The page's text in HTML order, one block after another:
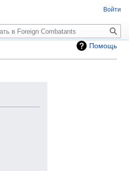
Помощь
Войти